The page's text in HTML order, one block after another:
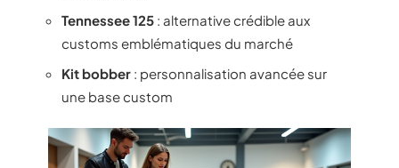
Tennessee 125 : alternative crédible aux
customs emblématiques du marché
Kit bobber : personnalisation avancée sur
une base custom